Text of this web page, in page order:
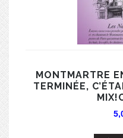
MONTMARTRE
TERMINÉE,